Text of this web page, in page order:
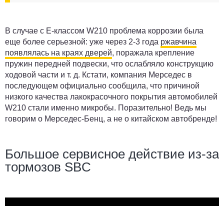
В случае с Е-классом W210 проблема коррозии была
еще более серьезной: уже через 2-3 года ржавчина
появлялась на краях дверей, поражала крепление
пружин передней подвески, что ослабляло конструкцию
ходовой части и т. д. Кстати, компания Мерседес в
последующем официально сообщила, что причиной
низкого качества лакокрасочного покрытия автомобилей
W210 стали именно микробы. Поразительно! Ведь мы
говорим о Мерседес-Бенц, а не о китайском автобренде!
Большое сервисное действие из-за
тормозов SBC